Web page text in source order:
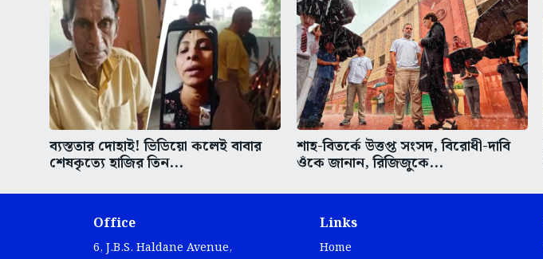
ব্যস্ততার দোহাই! ভিডিয়ো কলেই বাবার
শেষকৃত্যে হাজির তিন...
শাহ-বিতর্কে উত্তপ্ত সংসদ, বিরোধী-দাবি
ওঁকে জানান, রিজিজুকে...
Office
6, J.B.S. Haldane Avenue,
Links
Home